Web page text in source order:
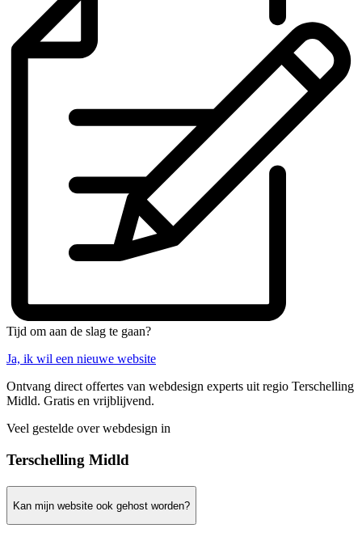
Tijd om aan de slag te gaan?
Ja, ik wil een nieuwe website
Ontvang direct offertes van webdesign experts uit regio Terschelling
Midld. Gratis en vrijblijvend.
Veel gestelde over webdesign in
Terschelling Midld
Kan mijn website ook gehost worden?